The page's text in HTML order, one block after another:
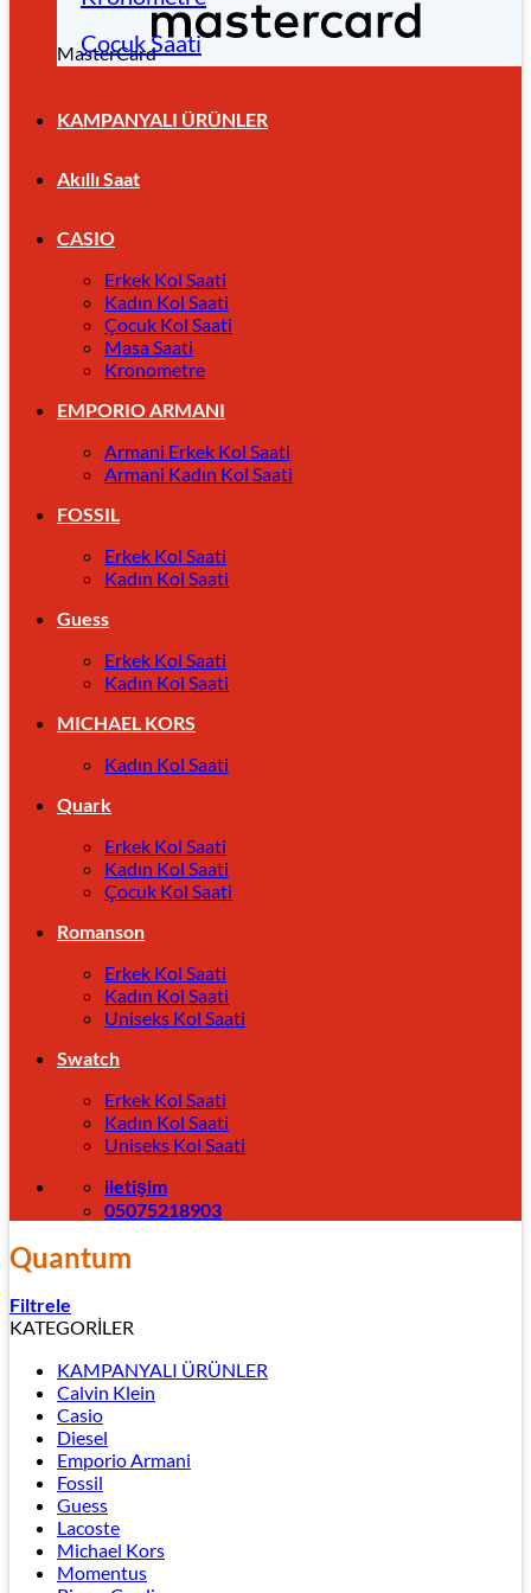
MasterCard
Çocuk Saati
KAMPANYALI ÜRÜNLER
Akıllı Saat
CASIO
Erkek Kol Saati
Kadın Kol Saati
Çocuk Kol Saati
Masa Saati
Kronometre
EMPORIO ARMANI
Armani Erkek Kol Saati
Armani Kadın Kol Saati
FOSSIL
Erkek Kol Saati
Kadın Kol Saati
Guess
Erkek Kol Saati
Kadın Kol Saati
MICHAEL KORS
Kadın Kol Saati
Quark
Erkek Kol Saati
Kadın Kol Saati
Çocuk Kol Saati
Romanson
Erkek Kol Saati
Kadın Kol Saati
Uniseks Kol Saati
Swatch
Erkek Kol Saati
Kadın Kol Saati
Uniseks Kol Saati
iletişim
05075218903
Quantum
Filtrele
KATEGORİLER
KAMPANYALI ÜRÜNLER
Calvin Klein
Casio
Diesel
Emporio Armani
Fossil
Guess
Lacoste
Michael Kors
Momentus